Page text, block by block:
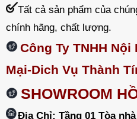
Tất cả sản phẩm của
chính hãng, chất lượng.
Công Ty TNHH
Mại-Dich Vụ Thành
SHOWROOM
Địa Chỉ: Tầng 01 Tòa